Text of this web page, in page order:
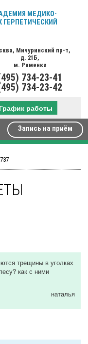
Мичуринский пр-т,
д. 21Б,
м. Раменки
734-23-41
734-23-42
График работы
Запись на приём
трещины в уголках
как с ними
наталья